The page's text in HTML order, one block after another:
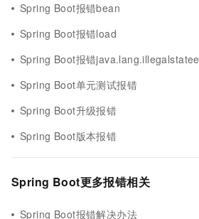
Spring Boot报错bean
Spring Boot报错load
Spring Boot报错
Spring Boot单元测试报错
Spring Boot升级报错
Spring Boot版本报错
Spring Boot更多报错相关
Spring Boot报错解决办法